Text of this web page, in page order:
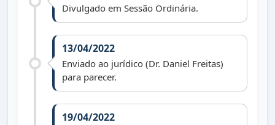
Divulgado em Sessão Ordinária.
13/04/2022
Enviado ao jurídico (Dr. Daniel Freitas)
para parecer.
19/04/2022